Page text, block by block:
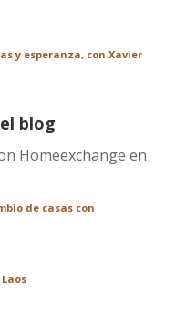
y esperanza, con Xavier
blog
de casas con